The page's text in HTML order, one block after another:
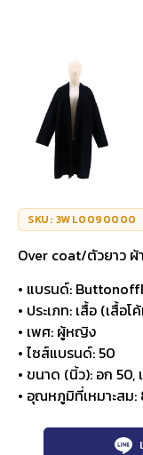
SKU: 3WL0090000
Over coat/ตัวยาว ผ้
• แบรนด์:
• ประเภท: เสื้อ (เสื้อโ
• เพศ: ผู้หญิง
• ไซส์แบรนด์: 50
• ขนาด (นิ้ว): อก 50,
• อุณหภูมิที่เหมาะสม: